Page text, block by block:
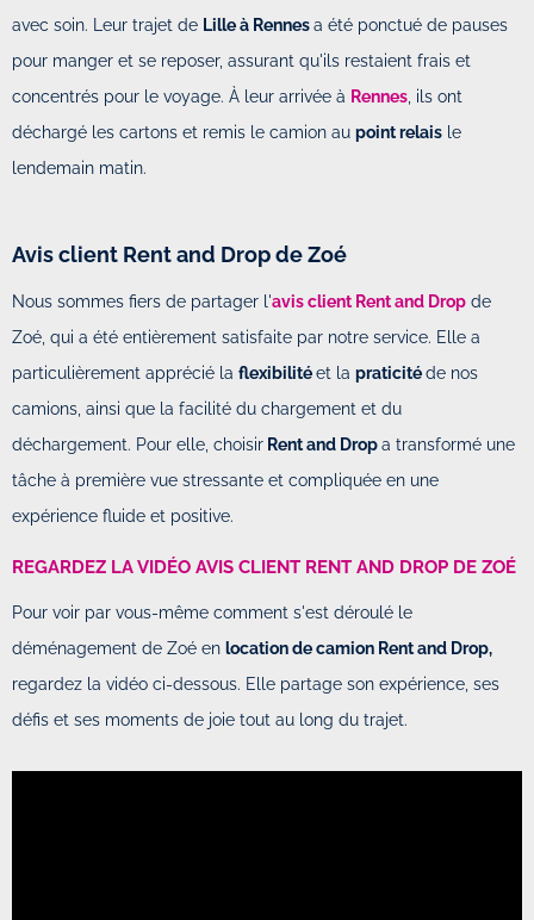
avec soin. Leur trajet de Lille à Rennesa été ponctué de pauses
pour manger et se reposer, assurant qu'ils restaient frais et
concentrés pour le voyage. À leur arrivée à Rennes , ils ont
déchargé les cartons et remis le camion au point relais le
lendemain matin.
Avis client Rent and Drop de Zoé
Nous sommes fiers de partager l'avis client Rent and Drop de
Zoé, qui a été entièrement satisfaite par notre service. Elle a
particulièrement apprécié la flexibilitéet la praticitéde nos
camions, ainsi que la facilité du chargement et du
déchargement. Pour elle, choisir Rent and Dropa transformé une
tâche à première vue stressante et compliquée en une
expérience fluide et positive.
REGARDEZ LA VIDÉO AVIS CLIENT RENT AND DROP DE ZOÉ
Pour voir par vous-même comment s'est déroulé le
déménagement de Zoé en location de camion Rent and Drop,
regardez la vidéo ci-dessous. Elle partage son expérience, ses
défis et ses moments de joie tout au long du trajet.